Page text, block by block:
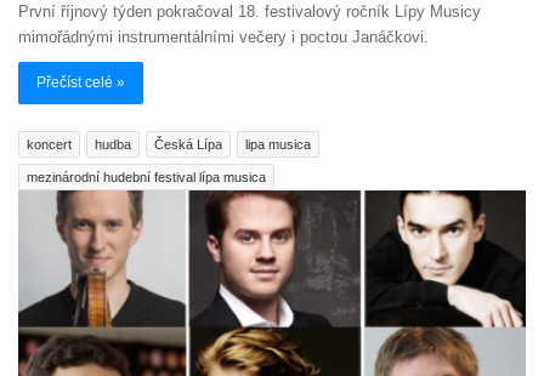
První říjnový týden pokračoval 18. festivalový ročník Lípy Musicy
mimořádnými instrumentálními večery i poctou Janáčkovi.
Přečíst celé »
koncert hudba Česká Lípa lipa musica
mezinárodní hudební festival lípa musica